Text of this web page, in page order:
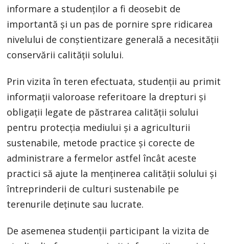
informare a studenților a fi deosebit de
importantă și un pas de pornire spre ridicarea
nivelului de conștientizare generală a necesității
conservării calității solului.
Prin vizita în teren efectuata, studenții au primit
informații valoroase referitoare la drepturi și
obligații legate de păstrarea calității solului
pentru protecția mediului și a agriculturii
sustenabile, metode practice și corecte de
administrare a fermelor astfel încât aceste
practici să ajute la menținerea calității solului și
întreprinderii de culturi sustenabile pe
terenurile deținute sau lucrate.
De asemenea studenții participant la vizita de